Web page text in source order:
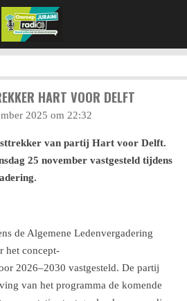
HART VOOR DELFT
2025 om 22:32
van partij Hart voor Delft.
25 november vastgesteld tijdens
de Algemene Ledenvergadering
het concept-
2026–2030 vastgesteld. De partij
van het programma de komende